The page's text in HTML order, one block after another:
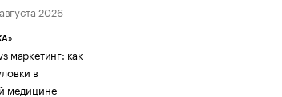
2026
маркетинг: как
в
медицине